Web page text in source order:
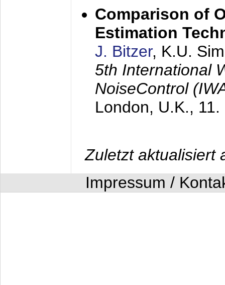
Comparison of
Estimation
J. Bitzer, K.U.
5th International
NoiseControl
London, U.K.,
Zuletzt aktualisiert
Impressum /